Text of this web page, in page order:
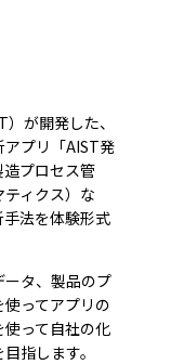
が開発した、
アプリ「AIST発
プロセス管
ィクス）な
法を体験形式
タ、製品のプ
ってアプリの
って自社の化
指します。